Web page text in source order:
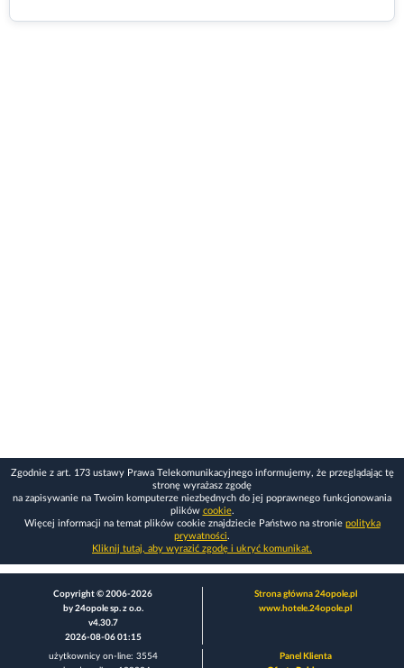
Zgodnie z art. 173 ustawy Prawa Telekomunikacyjnego informujemy, że przeglądając tę
stronę wyrażasz zgodę
na zapisywanie na Twoim komputerze niezbędnych do jej poprawnego funkcjonowania
plików cookie.
Więcej informacji na temat plików cookie znajdziecie Państwo na stronie polityka
prywatności.
Kliknij tutaj, aby wyrazić zgodę i ukryć komunikat.
Copyright © 2006-2026
by 24opole sp. z o.o.
v4.30.7
2026-08-06 01:15
Strona główna 24opole.pl
www.hotele.24opole.pl
użytkownicy on-line: 3554
Panel Klienta